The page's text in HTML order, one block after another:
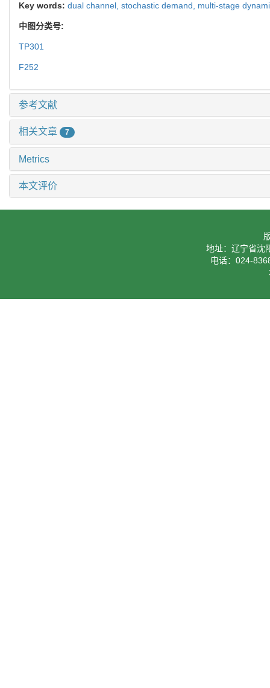
Key words: dual channel, stochastic demand, multi-stage
中图分类号:
TP301
F252
参考文献
相关文章 7
Metrics
本文评价
地址：辽宁省沈
电话：024-